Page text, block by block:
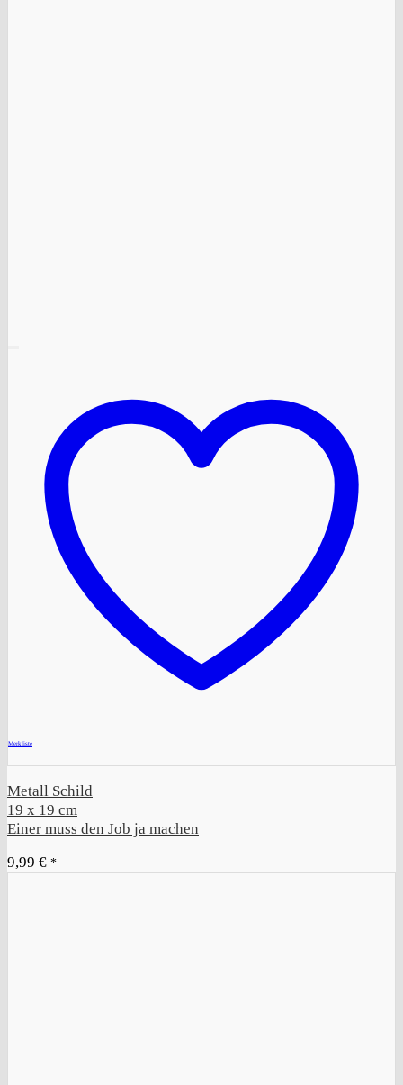
Merkliste
Metall Schild
19 x 19 cm
Einer muss den Job ja machen
9,99 € *